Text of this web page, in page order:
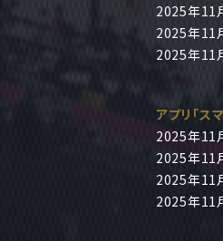
2025年11
2025年11
2025年11
アプリ「ス
2025年11
2025年11
2025年11
2025年11